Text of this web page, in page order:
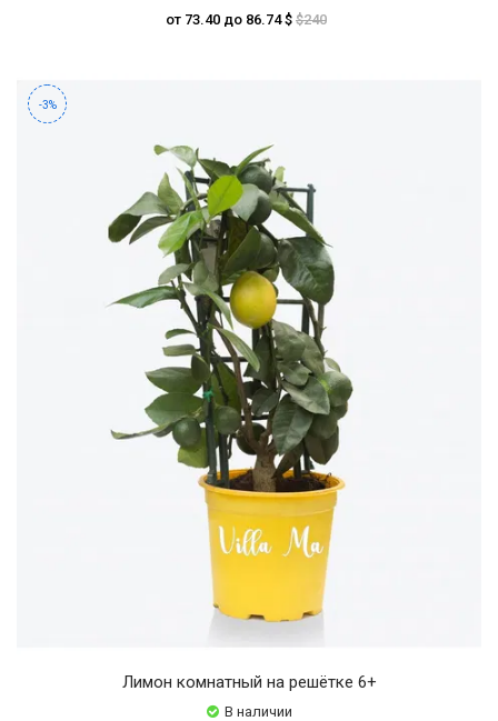
от 73.40 до 86.74 $ $240
-3%
Лимон комнатный на решётке 6+
В наличии